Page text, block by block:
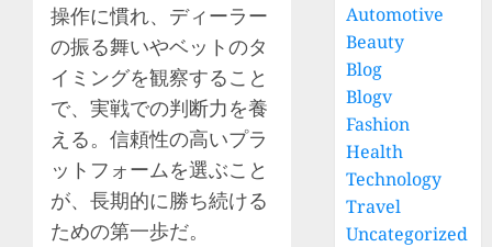
操作に慣れ、ディーラー
の振る舞いやベットのタ
イミングを観察すること
で、実戦での判断力を養
える。信頼性の高いプラ
ットフォームを選ぶこと
が、長期的に勝ち続ける
ための第一歩だ。
Automotive
Beauty
Blog
Blogv
Fashion
Health
Technology
Travel
Uncategorized